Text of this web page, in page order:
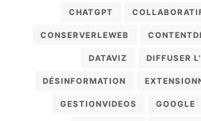
CHATGPT
CONSERVERLEWEB
DATAVIZ DIFFUSER
DÉSINFORMATION
GESTIONVIDEOS GOOGLE